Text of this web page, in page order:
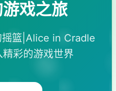
戏之旅
摇篮|Alice in Cradle
彩的游戏世界